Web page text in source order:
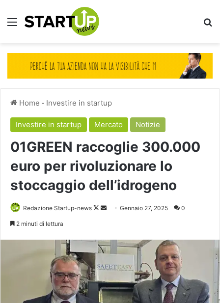
Menu
Home - Investire in startup
Investire in startup Mercato Notizie
01GREEN raccoglie 300.000
euro per rivoluzionare lo
stoccaggio dell’idrogeno
Redazione Startup-news
Follow
Invia Gennaio 27, 2025 0
2 minuti di lettura